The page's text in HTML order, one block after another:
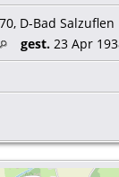
D-Bad Salzuflen
gest. 23 Apr